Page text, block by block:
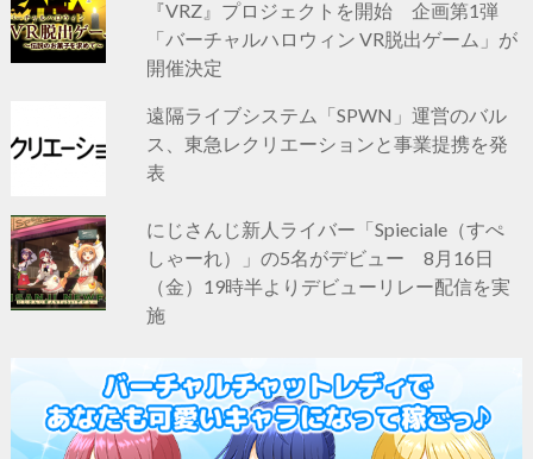
『VRZ』プロジェクトを開始 企画第1弾
「バーチャルハロウィン VR脱出ゲーム」が
開催決定
遠隔ライブシステム「SPWN」運営のバル
ス、東急レクリエーションと事業提携を発
表
にじさんじ新人ライバー「Spieciale（すぺ
しゃーれ）」の5名がデビュー 8月16日
（金）19時半よりデビューリレー配信を実
施